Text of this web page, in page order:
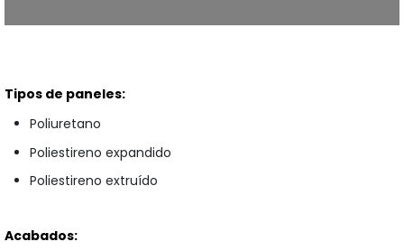
Tipos de paneles:
Poliuretano
Poliestireno expandido
Poliestireno extruído
Acabados: